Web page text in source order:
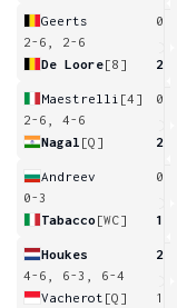
Geerts
0
2-6, 2-6
De Loore[8] 2
Maestrelli [4]
0
2-6, 4-6
Nagal [Q] 2
Andreev
0
0-3
Tabacco [WC] 1
Houkes
2
4-6, 6-3, 6-4
Vacherot [Q] 1